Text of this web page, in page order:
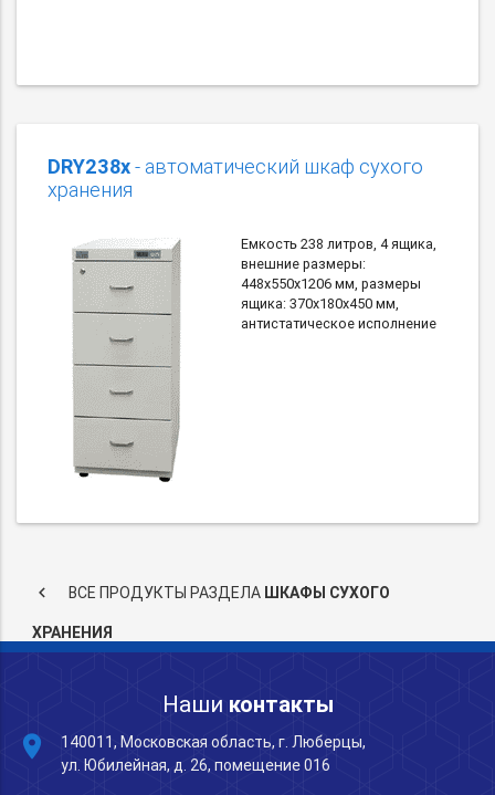
DRY238x- автоматический шкаф сухого
хранения
Емкость 238 литров, 4 ящика,
внешние размеры:
448х550х1206 мм, размеры
ящика: 370х180х450 мм,
антистатическое исполнение
keyboard_arrow_left ВСЕ ПРОДУКТЫ РАЗДЕЛА ШКАФЫ СУХОГО
ХРАНЕНИЯ
Наши контакты
place
140011, Московская область, г. Люберцы,
ул. Юбилейная, д. 26, помещение 016